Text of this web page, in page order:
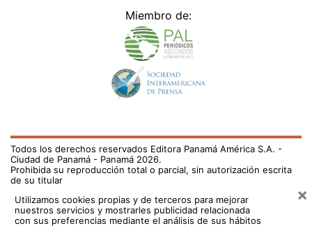
Miembro de:
Todos los derechos reservados Editora Panamá América S.A. -
Ciudad de Panamá - Panamá 2026.
Prohibida su reproducción total o parcial, sin autorización escrita
de su titular
Utilizamos cookies propias y de terceros para mejorar
nuestros servicios y mostrarles publicidad relacionada
con sus preferencias mediante el análisis de sus hábitos
×